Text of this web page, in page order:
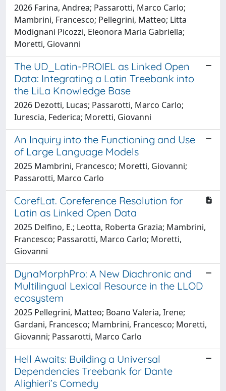
2026 Farina, Andrea; Passarotti, Marco Carlo;
Mambrini, Francesco; Pellegrini, Matteo; Litta
Modignani Picozzi, Eleonora Maria Gabriella;
Moretti, Giovanni
The UD_Latin-PROIEL as Linked Open
Data: Integrating a Latin Treebank into
the LiLa Knowledge Base
2026 Dezotti, Lucas; Passarotti, Marco Carlo;
Iurescia, Federica; Moretti, Giovanni
An Inquiry into the Functioning and Use
of Large Language Models
2025 Mambrini, Francesco; Moretti, Giovanni;
Passarotti, Marco Carlo
CorefLat. Coreference Resolution for
Latin as Linked Open Data
2025 Delfino, E.; Leotta, Roberta Grazia; Mambrini,
Francesco; Passarotti, Marco Carlo; Moretti,
Giovanni
DynaMorphPro: A New Diachronic and
Multilingual Lexical Resource in the LLOD
ecosystem
2025 Pellegrini, Matteo; Boano Valeria, Irene;
Gardani, Francesco; Mambrini, Francesco; Moretti,
Giovanni; Passarotti, Marco Carlo
Hell Awaits: Building a Universal
Dependencies Treebank for Dante
Alighieri’s Comedy